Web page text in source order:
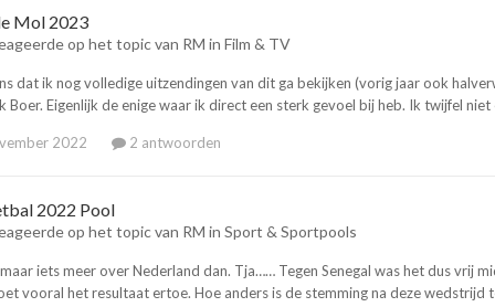
Mol 2023
op het topic van RM in Film & TV
dat ik nog volledige uitzendingen van dit ga bekijken (vorig jaar ook
Boer. Eigenlijk de enige waar ik direct een sterk gevoel bij heb. Ik twijfel
2022 2 antwoorden
2022 Pool
op het topic van RM in Sport & Sportpools
iets meer over Nederland dan. Tja…… Tegen Senegal was het dus vrij
vooral het resultaat ertoe. Hoe anders is de stemming na deze wedstrijd